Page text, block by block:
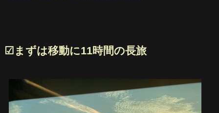
☑︎まずは移動に11時間の長旅